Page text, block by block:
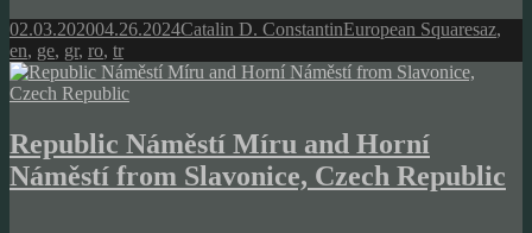
Posted
on
02.03.202004.26.2024Author
Catalin D. ConstantinCategories
European SquaresTags
az,
en, ge, gr, ro, tr
Republic Náměstí Míru and Horní
Náměstí from Slavonice, Czech Republic